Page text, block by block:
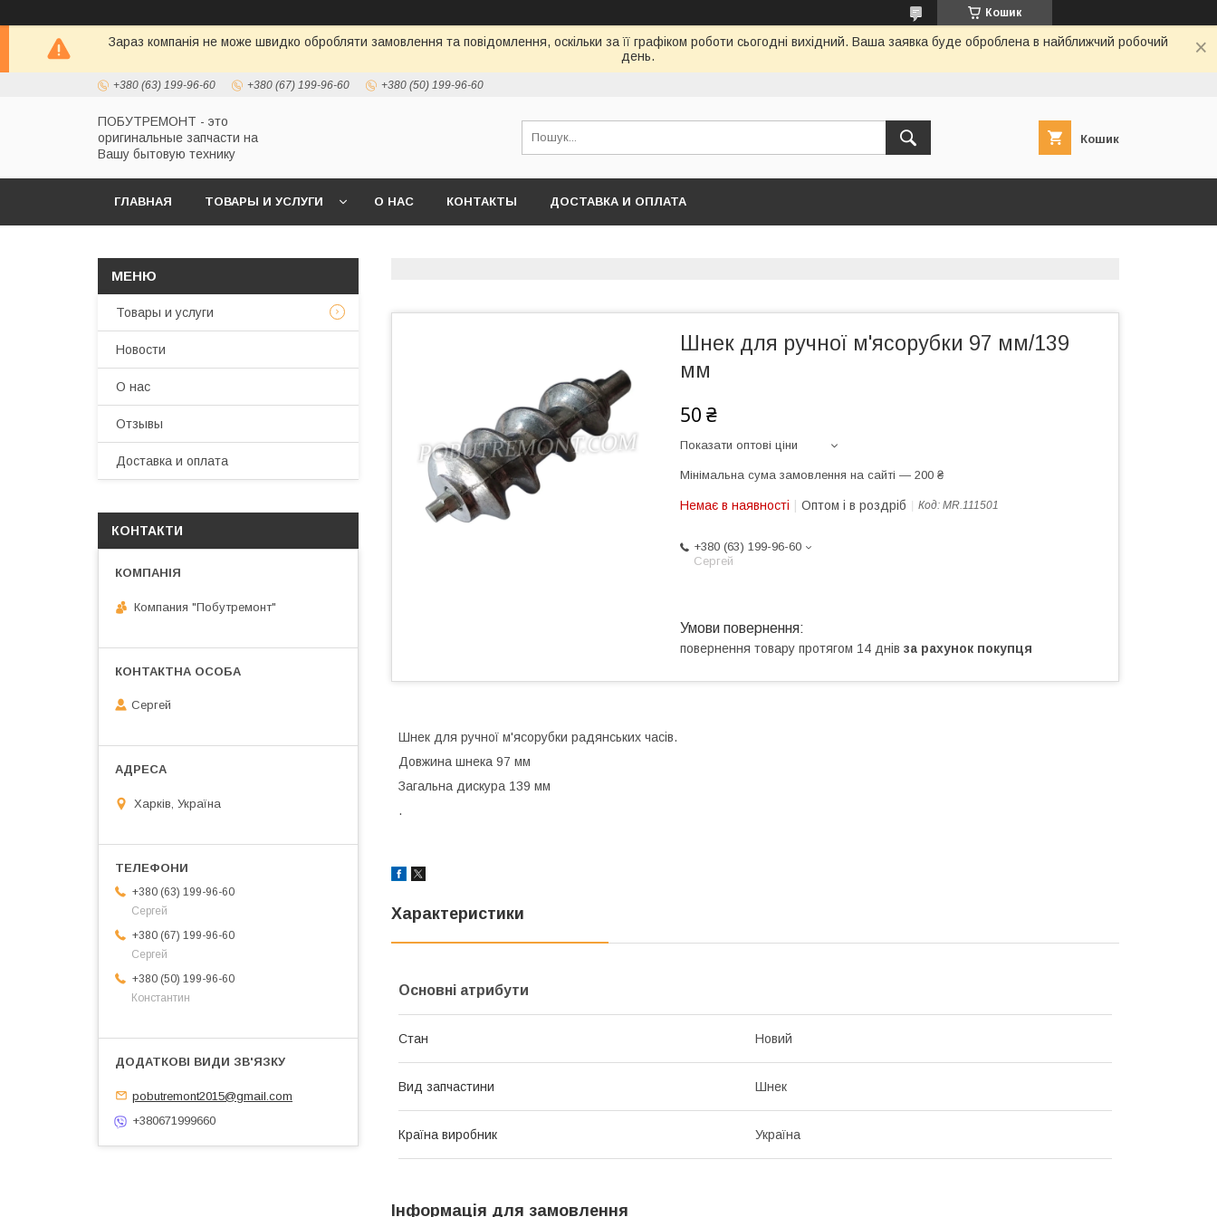
Кошик
Зараз компанія не може швидко обробляти замовлення та повідомлення, оскільки за її графіком роботи сьогодні вихідний. Ваша заявка буде оброблена в найближчий робочий
день.
+380 (63) 199-96-60 +380 (67) 199-96-60 +380 (50) 199-96-60
ПОБУТРЕМОНТ - это
оригинальные запчасти на
Вашу бытовую технику
Кошик
ГЛАВНАЯ ТОВАРЫ И УСЛУГИ О НАС КОНТАКТЫ ДОСТАВКА И ОПЛАТА
Шнек для ручної м'ясорубки 97 мм/139
мм
50 ₴
Показати оптові ціни
Мінімальна сума замовлення на сайті — 200 ₴
Немає в наявності Оптом і в роздріб Код: MR.111501
+380 (63) 199-96-60
Сергей
повернення товару протягом 14 днів за рахунок покупця
Шнек для ручної м'ясорубки радянських часів.
Довжина шнека 97 мм
Загальна дискура 139 мм
.
Характеристики
Основні атрибути
Стан Новий
Вид запчастини Шнек
Країна виробник Україна
Інформація для замовлення
Товары и услуги
Новости
О нас
Отзывы
Доставка и оплата
КОНТАКТИ
Компания "Побутремонт"
Сергей
Харків, Україна
+380 (63) 199-96-60
Сергей
+380 (67) 199-96-60
Сергей
+380 (50) 199-96-60
Константин
pobutremont2015@gmail.com
+380671999660